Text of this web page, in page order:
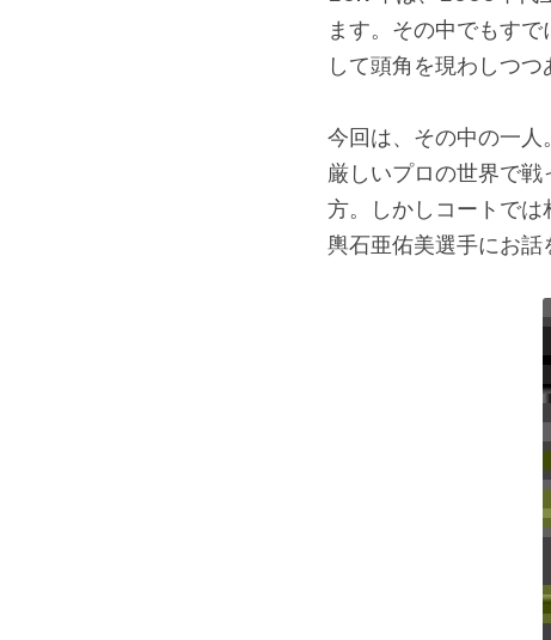
ます。その中でもす
して頭角を現わしつつ
今回は、その中の一人。
厳しいプロの世界で
方。しかしコートでは
輿石亜佑美選手にお話